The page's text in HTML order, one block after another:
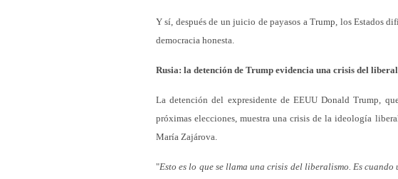
Y sí, después de un juicio de payasos a Trump, los Estados
democracia honesta.
Rusia: la detención de Trump evidencia una crisis del
La detención del expresidente de EEUU Donald Trump,
próximas elecciones, muestra una crisis de la ideología
María Zajárova.
"Esto es lo que se llama una crisis del liberalismo. Es